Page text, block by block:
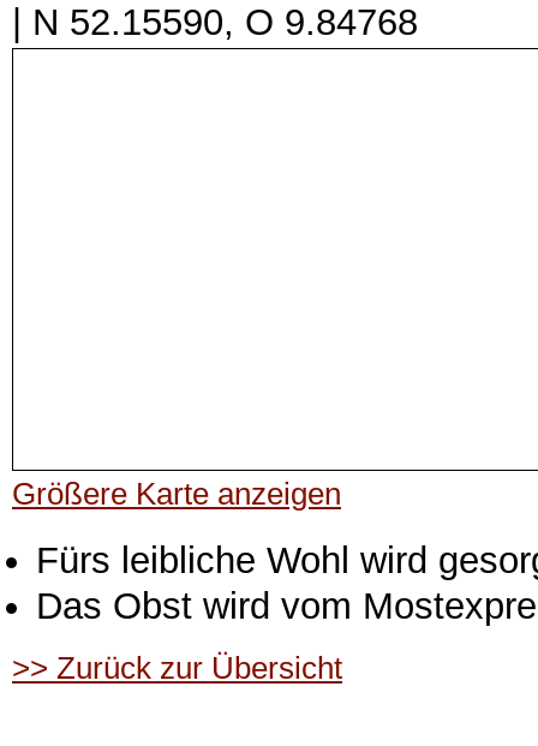
| N 52.15590, O 9.84768
Größere Karte anzeigen
Fürs leibliche Wohl wird
Das Obst wird vom
>> Zurück zur Übersicht